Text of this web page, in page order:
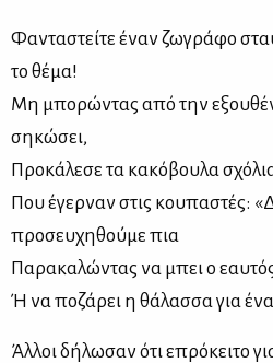
Φανταστείτε έναν ζωγράφο
το θέμα!
Μη μπορώντας από την
σηκώσει,
Προκάλεσε τα κακόβουλα
Που έγερναν στις κουπαστές:
προσευχηθούμε πια
Παρακαλώντας να μπει ο
Ή να ποζάρει η θάλασσα για
Άλλοι δήλωσαν ότι επρόκειτο